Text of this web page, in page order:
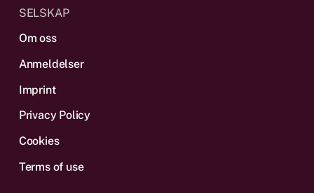
SELSKAP
Om oss
Anmeldelser
Imprint
Privacy Policy
Cookies
Terms of use